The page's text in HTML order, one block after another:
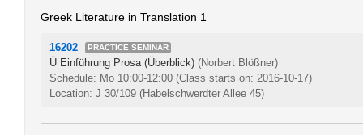
Greek Literature in Translation 1
16202 PRACTICE SEMINAR
Ü Einführung Prosa (Überblick) (Norbert Blößner)
Schedule: Mo 10:00-12:00 (Class starts on: 2016-10-17)
Location: J 30/109 (Habelschwerdter Allee 45)